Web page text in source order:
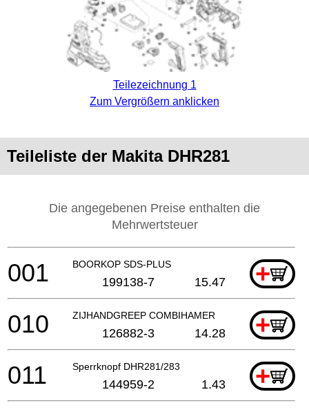
Teilezeichnung 1
Zum Vergrößern anklicken
Teileliste der Makita DHR281
Die angegebenen Preise enthalten die
Mehrwertsteuer
BOORKOP SDS-PLUS +
001 199138-7 15.47
ZIJHANDGREEP COMBIHAMER +
010 126882-3 14.28
Sperrknopf DHR281/283 +
011 144959-2 1.43